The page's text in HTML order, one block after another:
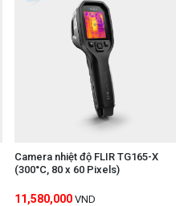
Camera nhiệt độ FLIR TG165-X
(300°C, 80 x 60 Pixels)
11,580,000 VND